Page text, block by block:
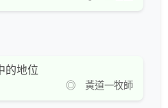
的地位
◎ 黃道一牧師